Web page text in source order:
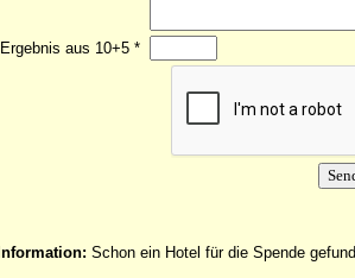
Ergebnis aus 10+5 *
Information: Schon ein Hotel für die Spende